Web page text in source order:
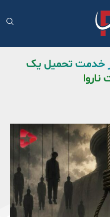
در خدمت تحمیل یک